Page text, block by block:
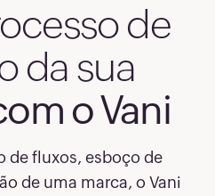
de
da sua
o Vani
de fluxos, esboço de
de uma marca, o Vani